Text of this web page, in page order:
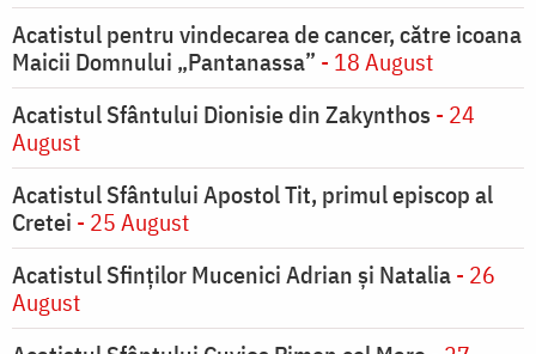
Acatistul pentru vindecarea de cancer, către icoana
Maicii Domnului „Pantanassa” - 18 August
Acatistul Sfântului Dionisie din Zakynthos - 24
August
Acatistul Sfântului Apostol Tit, primul episcop al
Cretei - 25 August
Acatistul Sfinților Mucenici Adrian și Natalia- 26
August